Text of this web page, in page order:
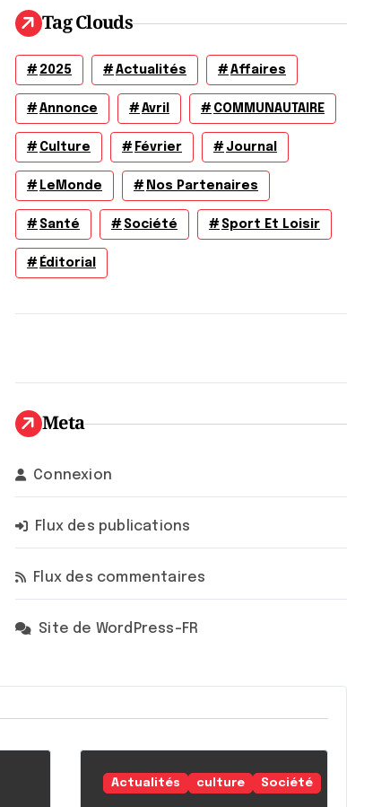
Tag Clouds
2025 Actualités Affaires
Annonce Avril COMMUNAUTAIRE
Culture Février Journal
LeMonde Nos Partenaires
Santé Société Sport Et Loisir
Éditorial
Meta
Connexion
Flux des publications
Flux des commentaires
Site de WordPress-FR
Actualités culture Société